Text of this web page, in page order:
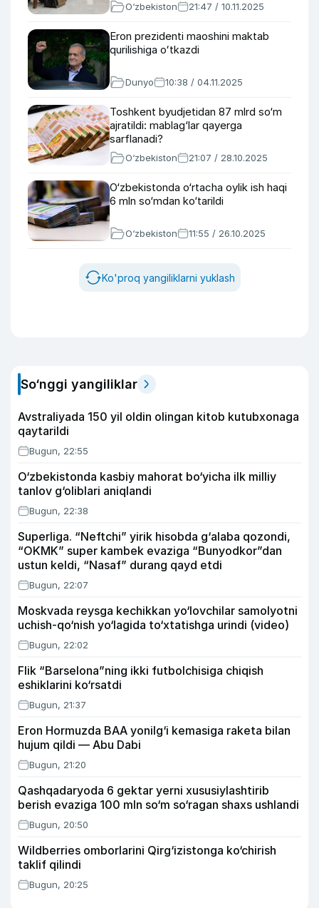
O‘zbekiston 21:47 / 10.11.2025
Eron prezidenti maoshini maktab
qurilishiga oʻtkazdi
Dunyo 10:38 / 04.11.2025
Toshkent byudjetidan 87 mlrd so‘m
ajratildi: mablag‘lar qayerga
sarflanadi?
O‘zbekiston 21:07 / 28.10.2025
O‘zbekistonda o‘rtacha oylik ish haqi
6 mln so‘mdan ko‘tarildi
O‘zbekiston 11:55 / 26.10.2025
Ko'proq yangiliklarni yuklash
So‘nggi yangiliklar
Avstraliyada 150 yil oldin olingan kitob kutubxonaga
qaytarildi
Bugun, 22:55
O‘zbekistonda kasbiy mahorat bo‘yicha ilk milliy
tanlov g‘oliblari aniqlandi
Bugun, 22:38
Superliga. “Neftchi” yirik hisobda g‘alaba qozondi,
“OKMK” super kambek evaziga “Bunyodkor”dan
ustun keldi, “Nasaf” durang qayd etdi
Bugun, 22:07
Moskvada reysga kechikkan yo‘lovchilar samolyotni
uchish-qo‘nish yo‘lagida to‘xtatishga urindi (video)
Bugun, 22:02
Flik “Barselona”ning ikki futbolchisiga chiqish
eshiklarini ko‘rsatdi
Bugun, 21:37
Eron Hormuzda BAA yonilg‘i kemasiga raketa bilan
hujum qildi — Abu Dabi
Bugun, 21:20
Qashqadaryoda 6 gektar yerni xususiylashtirib
berish evaziga 100 mln so‘m so‘ragan shaxs ushlandi
Bugun, 20:50
Wildberries omborlarini Qirg‘izistonga ko‘chirish
taklif qilindi
Bugun, 20:25